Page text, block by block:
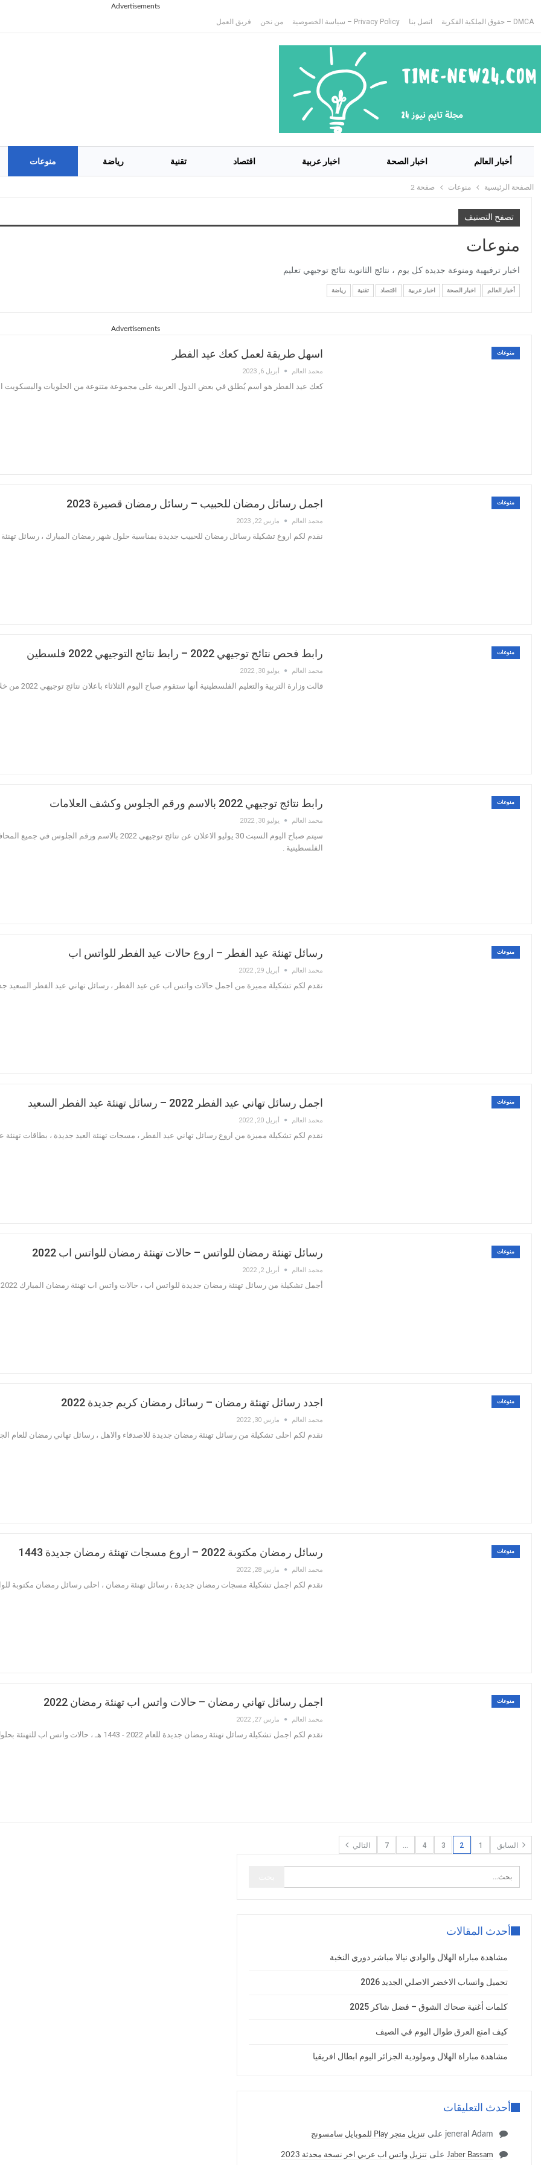
Advertisements
DMCA – حقوق الملكية الفكرية اتصل بنا Privacy Policy – سياسة الخصوصية من نحن فريق العمل
أخبار العالم اخبار الصحة اخبار عربية اقتصاد تقنية رياضة منوعات
الصفحة الرئيسية منوعات صفحة 2
تصفح التصنيف
منوعات
اخبار ترفيهية ومنوعة جديدة كل يوم ، نتائج الثانوية نتائج توجيهي تعليم
أخبار العالم اخبار الصحة اخبار عربية اقتصاد تقنية رياضة
Advertisements
منوعات اسهل طريقة لعمل كعك عيد الفطر
محمد العالم أبريل 6, 2023
كعك عيد الفطر هو اسم يُطلق في بعض الدول العربية على مجموعة متنوعة من الحلويات والبسكويت
منوعات اجمل رسائل رمضان للحبيب – رسائل رمضان قصيرة 2023
محمد العالم مارس 22, 2023
نقدم لكم اروع تشكيلة رسائل رمضان للحبيب جديدة بمناسبة حلول شهر رمضان المبارك ، رسائل
منوعات رابط فحص نتائج توجيهي 2022 – رابط نتائج التوجيهي 2022 فلسطين
محمد العالم يوليو 30, 2022
قالت وزارة التربية والتعليم الفلسطينية أنها ستقوم صباح اليوم الثلاثاء باعلان نتائج توجيهي 2022 من خلال مؤتمر صحفي يتم الاعلان فيه عن العشرة الاوائل في كافة الفروع .
منوعات رابط نتائج توجيهي 2022 بالاسم ورقم الجلوس وكشف العلامات
محمد العالم يوليو 30, 2022
سيتم صباح اليوم السبت 30 يوليو الاعلان عن نتائج
الفلسطينية .
منوعات رسائل تهنئة عيد الفطر – اروع حالات عيد الفطر للواتس اب
محمد العالم أبريل 29, 2022
نقدم لكم تشكيلة مميزة من اجمل حالات واتس اب عن عيد الفطر ، رسائل تهاني عيد الفطر السعيد جديدة للعام 2022 ، حالات العيد للواتس اب شاركوها مع
منوعات اجمل رسائل تهاني عيد الفطر 2022 – رسائل تهنئة عيد الفطر السعيد
محمد العالم أبريل 20, 2022
نقدم لكم تشكيلة مميزة من اروع رسائل تهاني عيد الفطر ، مسجات تهنئة العيد جديدة ، بطاقات تهنئة
منوعات رسائل تهنئة رمضان للواتس – حالات تهنئة رمضان للواتس اب 2022
محمد العالم أبريل 2, 2022
أجمل تشكيلة من رسائل تهنئة رمضان جديدة للواتس اب ، حالات واتس اب تهنئة رمضان المبارك 2022 ، رسائل حالات تهنئة رمضان للواتس اب جديدة 2022 .
منوعات اجدد رسائل تهنئة رمضان – رسائل رمضان كريم جديدة 2022
محمد العالم مارس 30, 2022
نقدم لكم احلى تشكيلة من رسائل تهنئة رمضان جديدة للاصدقاء والاهل ، رسائل تهاني رمضان للعام
منوعات رسائل رمضان مكتوبة 2022 – اروع مسجات تهنئة رمضان جديدة 1443
محمد العالم مارس 28, 2022
نقدم لكم اجمل تشكيلة مسجات رمضان جديدة ، رسائل تهنئة رمضان ، احلى رسائل رمضان مكتوبة للواتس اب ، تهاني شهر
منوعات اجمل رسائل تهاني رمضان – حالات واتس اب تهنئة رمضان 2022
محمد العالم مارس 27, 2022
نقدم لكم اجمل تشكيلة رسائل تهنئة رمضان جديدة للعام 2022 - 1443 هـ ، حالات واتس اب للتهنئة بحلول شهر رمضان المبارك ، اروع مسجات تهاني رمضان كريم 2022 .
السابق 1
2
3
4
…
7 التالي
أحدث المقالات
مشاهدة مباراة الهلال والوادي نيالا مباشر دوري النخبة
تحميل واتساب الاخضر الاصلي الجديد 2026
كلمات أغنية صحاك الشوق – فضل شاكر 2025
كيف امنع العرق طوال اليوم في الصيف
مشاهدة مباراة الهلال ومولودية الجزائر اليوم ابطال افريقيا
أحدث التعليقات
jeneral Adam على تنزيل متجر Play للموبايل سامسونج
Jaber Bassam على تنزيل واتس اب عربي اخر نسخة محدثة 2023